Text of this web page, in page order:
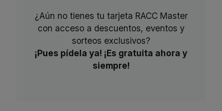
¿Aún no tienes tu tarjeta RACC Master
con acceso a descuentos, eventos y
sorteos exclusivos?
¡Pues pídela ya! ¡Es gratuita ahora y
siempre!